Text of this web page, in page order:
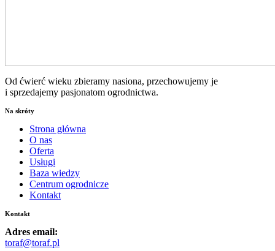
Od ćwierć wieku zbieramy nasiona, przechowujemy je
i sprzedajemy pasjonatom ogrodnictwa.
Na skróty
Strona główna
O nas
Oferta
Usługi
Baza wiedzy
Centrum ogrodnicze
Kontakt
Kontakt
Adres email:
toraf@toraf.pl